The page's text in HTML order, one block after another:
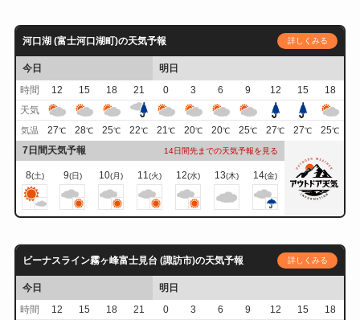
河口湖 (富士河口湖町)の天気予報 詳しくみる
今日
明日
時間
12 15 18 21 0 3 6 9 12 15
18
天気
気温 27℃ 28℃ 25℃ 22℃ 21℃ 20℃ 20℃ 25℃ 27℃ 27℃ 25℃
7日間天気予報 14日間先までの天気予報を見る
8(土) 9(日) 10(月) 11(火) 12(水) 13(木) 14(金)
ビーナスライン霧ヶ峰富士見台 (諏訪市)の天気予報 詳しくみる
今日
明日
時間
12 15 18 21 0 3 6 9 12 15
18